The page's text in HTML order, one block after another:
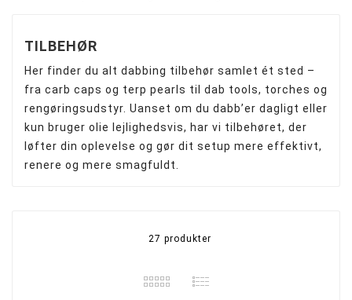
TILBEHØR
Her finder du alt dabbing tilbehør samlet ét sted –
fra carb caps og terp pearls til dab tools, torches og
rengøringsudstyr. Uanset om du dabb’er dagligt eller
kun bruger olie lejlighedsvis, har vi tilbehøret, der
løfter din oplevelse og gør dit setup mere effektivt,
renere og mere smagfuldt.
27 produkter